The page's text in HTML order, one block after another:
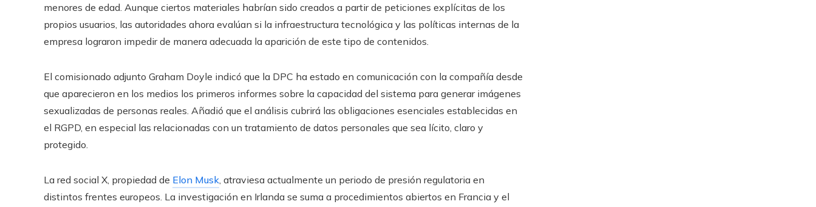
menores de edad. Aunque ciertos materiales habrían sido creados a partir de peticiones explícitas de los
propios usuarios, las autoridades ahora evalúan si la infraestructura tecnológica y las políticas internas de la
empresa lograron impedir de manera adecuada la aparición de este tipo de contenidos.
El comisionado adjunto Graham Doyle indicó que la DPC ha estado en comunicación con la compañía desde
que aparecieron en los medios los primeros informes sobre la capacidad del sistema para generar imágenes
sexualizadas de personas reales. Añadió que el análisis cubrirá las obligaciones esenciales establecidas en
el RGPD, en especial las relacionadas con un tratamiento de datos personales que sea lícito, claro y
protegido.
La red social X, propiedad de Elon Musk, atraviesa actualmente un periodo de presión regulatoria en
distintos frentes europeos. La investigación en Irlanda se suma a procedimientos abiertos en Francia y el